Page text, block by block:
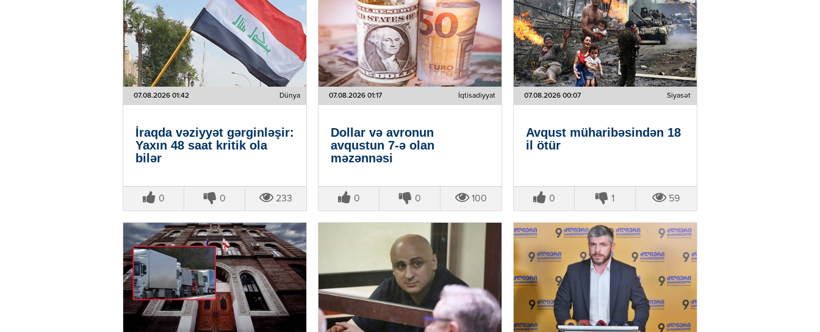
07.08.2026 01:42 Dünya
İraqda vəziyyət gərginləşir:
Yaxın 48 saat kritik ola
bilər
0 0 233
07.08.2026 01:17 İqtisadiyyat
Dollar və avronun
avqustun 7-ə olan
məzənnəsi
0 0 100
07.08.2026 00:07 Siyasət
Avqust müharibəsindən 18
il ötür
0 1 59